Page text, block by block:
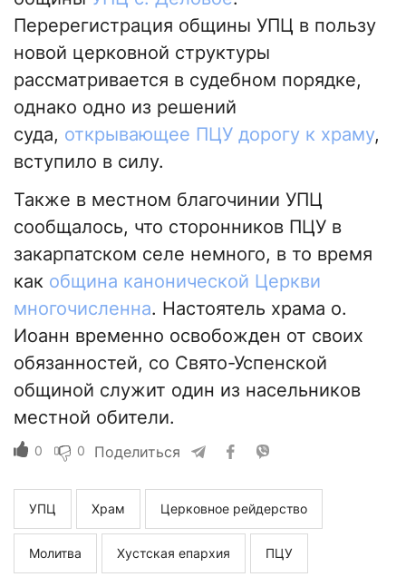
Перерегистрация общины УПЦ в пользу
новой церковной структуры
рассматривается в судебном порядке,
однако одно из решений
суда, открывающее ПЦУ дорогу к храму,
вступило в силу.
Также в местном благочинии УПЦ
сообщалось, что сторонников ПЦУ в
закарпатском селе немного, в то время
как община канонической Церкви
многочисленна. Настоятель храма о.
Иоанн временно освобожден от своих
обязанностей, со Свято-Успенской
общиной служит один из насельников
местной обители.
0 0 Поделиться
УПЦ Храм Церковное рейдерство
Молитва Хустская епархия ПЦУ